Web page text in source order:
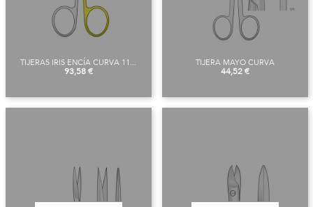
TIJERAS IRIS ENCÍA CURVA 11...
Price
93,58 €
TIJERA MAYO CURVA
Price
44,52 €